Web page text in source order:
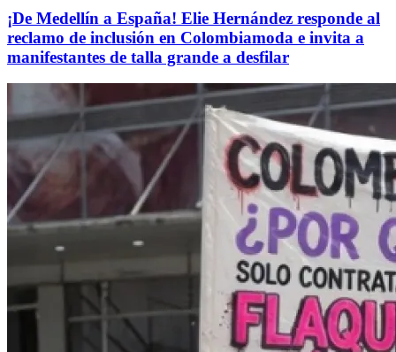
¡De Medellín a España! Elie Hernández responde al
reclamo de inclusión en Colombiamoda e invita a
manifestantes de talla grande a desfilar